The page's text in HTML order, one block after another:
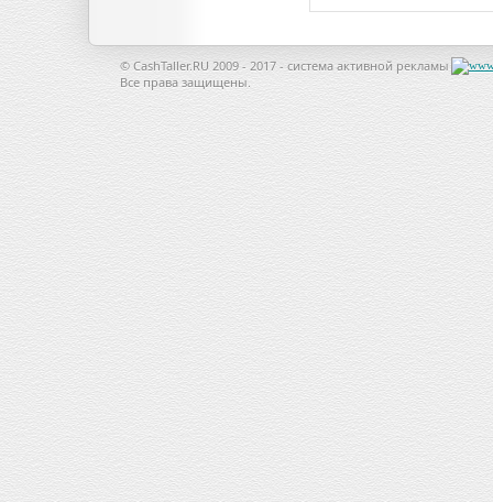
© CashTaller.RU 2009 - 2017 - система активной рекламы
Все права защищены.